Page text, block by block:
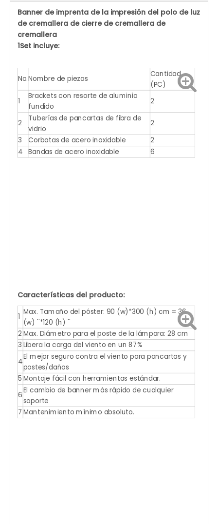
Banner de imprenta de la impresión del polo de luz
de cremallera de cierre de cremallera de
cremallera
1Set incluye:
No.Nombre de piezas
Cantidad.
(PC)
1
Brackets con resorte de aluminio
fundido
2
2
Tuberías de pancartas de fibra de
vidrio
2
3 Corbatas de acero inoxidable 2
4 Bandas de acero inoxidable 6
Características del producto:
1
Max. Tamaño del póster: 90 (w)*300 (h) cm = 36
(w) ''*120 (h) ''
2 Max. Diámetro para el poste de la lámpara: 28 cm
3 Libera la carga del viento en un 87%
4
El mejor seguro contra el viento para pancartas y
postes/daños
5 Montaje fácil con herramientas estándar.
6
El cambio de banner más rápido de cualquier
soporte
7 Mantenimiento mínimo absoluto.